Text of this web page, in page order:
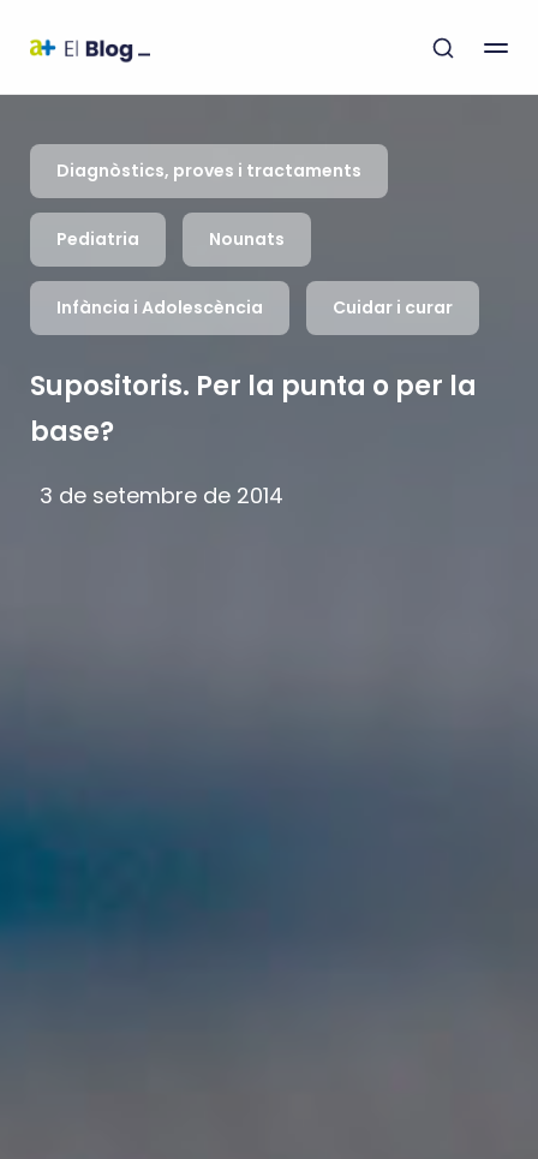
Diagnòstics, proves i tractaments
Pediatria Nounats
Infància i Adolescència Cuidar i curar
Supositoris. Per la punta o per la
base?
3 de setembre de 2014